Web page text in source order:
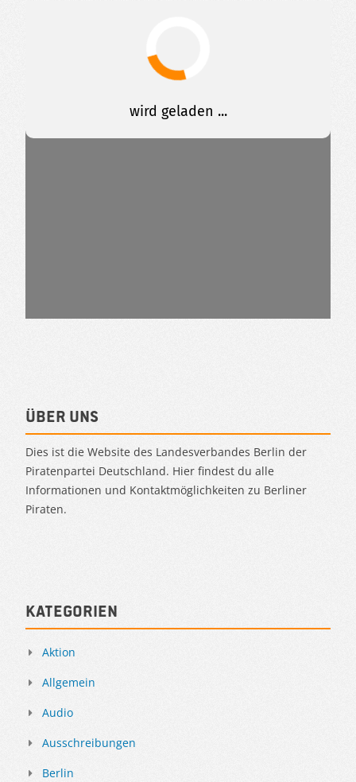
Über uns
Dies ist die Website des Landesverbandes Berlin der
Piratenpartei Deutschland. Hier findest du alle
Informationen und Kontaktmöglichkeiten zu Berliner
Piraten.
Kategorien
Aktion
Allgemein
Audio
Ausschreibungen
Berlin